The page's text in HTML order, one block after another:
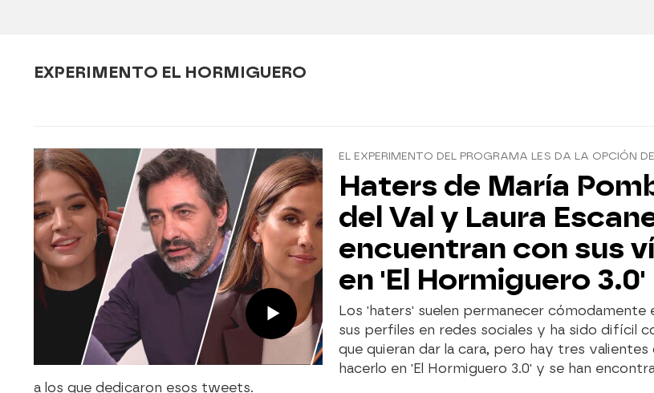
EXPERIMENTO EL HORMIGUERO
EL EXPERIMENTO DEL PROGRAMA LES DA LA OPCIÓN
Haters de María
del Val y Laura
encuentran con sus
en 'El Hormiguero 3.0'
Los 'haters' suelen permanecer cómodamente
sus perfiles en redes sociales y ha sido difícil
que quieran dar la cara, pero hay tres valientes
hacerlo en 'El Hormiguero 3.0' y se han
a los que dedicaron esos tweets.